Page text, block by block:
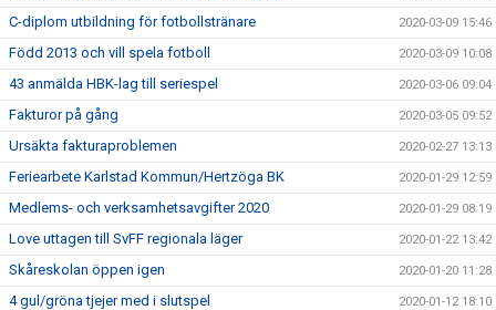
C-diplom utbildning för fotbollstränare 2020-03-09 15:46
Född 2013 och vill spela fotboll 2020-03-09 10:08
43 anmälda HBK-lag till seriespel 2020-03-06 09:04
Fakturor på gång 2020-03-05 09:52
Ursäkta fakturaproblemen 2020-02-27 13:13
Feriearbete Karlstad Kommun/Hertzöga BK 2020-01-29 12:59
Medlems- och verksamhetsavgifter 2020 2020-01-29 08:19
Love uttagen till SvFF regionala läger 2020-01-22 13:42
Skåreskolan öppen igen 2020-01-20 11:28
4 gul/gröna tjejer med i slutspel 2020-01-12 18:10